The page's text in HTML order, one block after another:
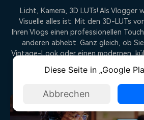
Licht, Kamera, 3D LUTs! Als Vlogger
Visuelle alles ist. Mit den 3D-LUTs
Ihren Vlogs einen professionellen
anderen abhebt. Ganz gleich, ob
Vintage-Look oder einen modernen,
erfolgreiche Vlogger
Diese Seite in „Google
Abbrechen